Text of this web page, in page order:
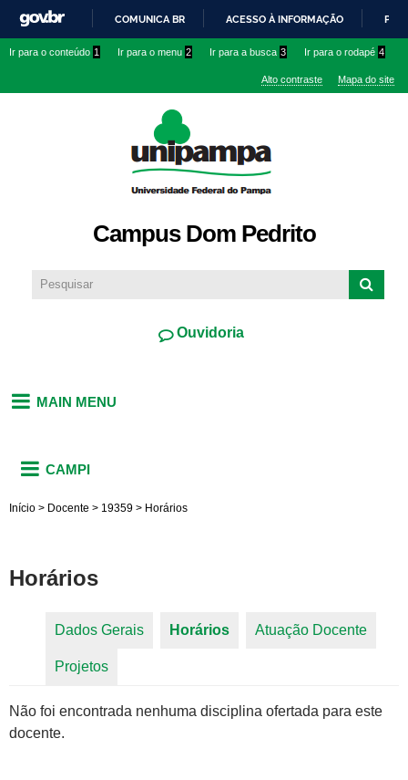
conteúdo
IR
O
COMUNICA BR ACESSO À INFORMAÇÃO
Ir para o conteúdo 1 Ir para o menu 2 Ir para a busca 3 Ir para o rodapé 4
Alto contraste Mapa do site
Campus Dom Pedrito
Ouvidoria
MAIN MENU
CAMPI
Início > Docente > 19359 > Horários
Horários
Dados Gerais Horários (aba ativa)
Atuação Docente
Projetos
Não foi encontrada nenhuma disciplina ofertada para este
docente.